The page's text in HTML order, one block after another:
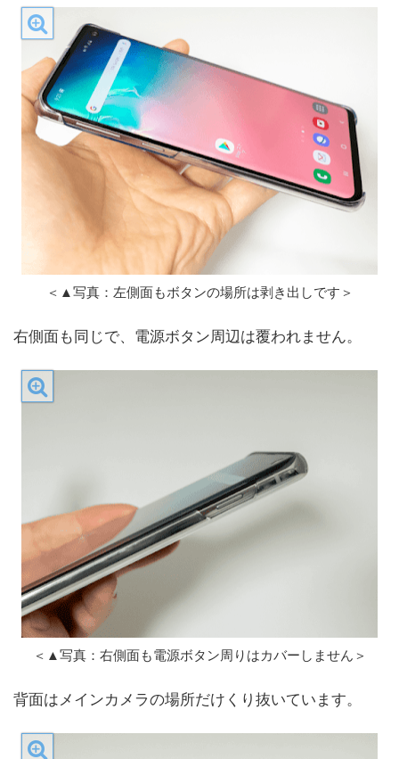
＜▲写真：左側面もボタンの場所は剥き出しです＞
右側面も同じで、電源ボタン周辺は覆われません。
＜▲写真：右側面も電源ボタン周りはカバーしません＞
背面はメインカメラの場所だけくり抜いています。